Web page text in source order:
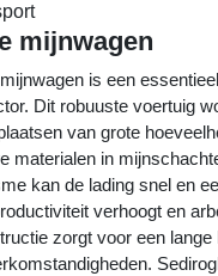
mijnwagen
is een
Dit robuuste voertuig
van grote
materialen in
kan de lading snel en
verhoogt en
zorgt voor een lange